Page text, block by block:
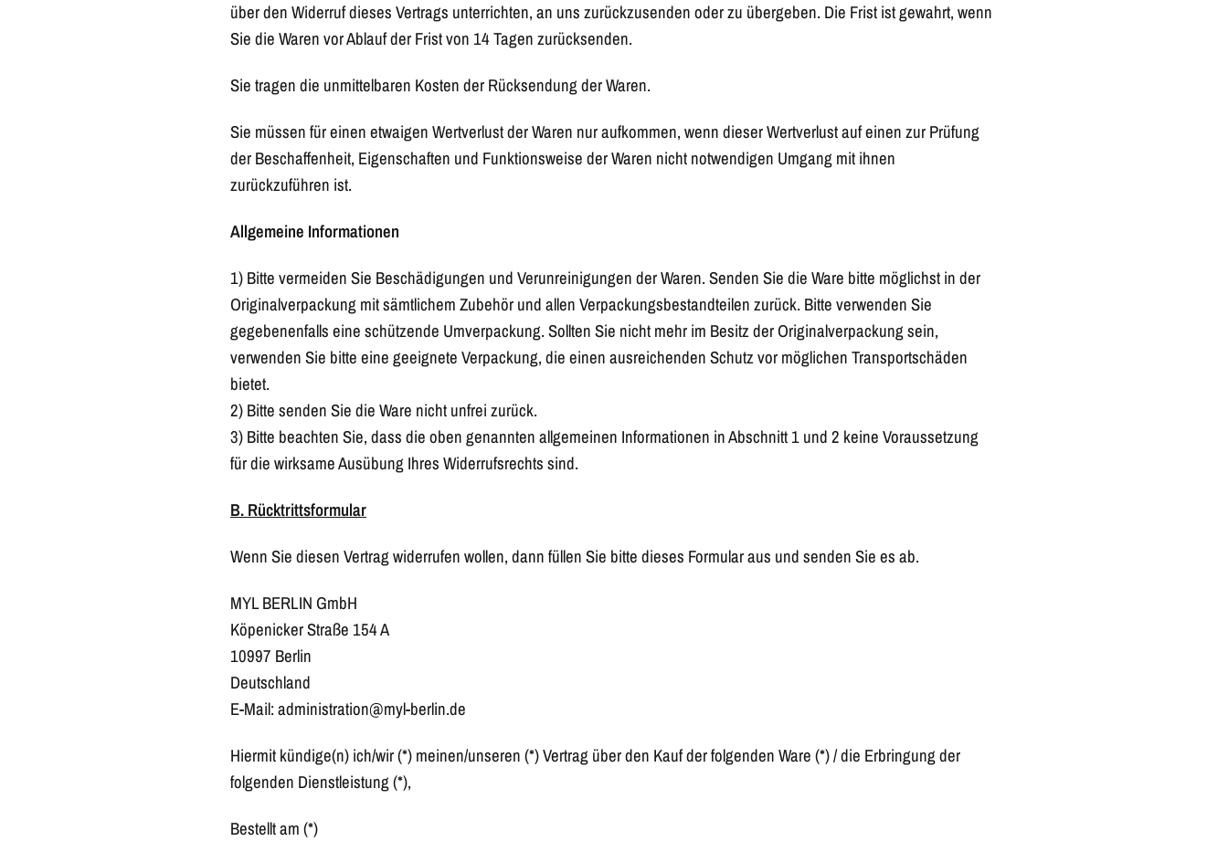
über den Widerruf dieses Vertrags unterrichten, an uns zurückzusenden oder zu übergeben. Die Frist ist gewahrt, wenn
Sie die Waren vor Ablauf der Frist von 14 Tagen zurücksenden.
Sie tragen die unmittelbaren Kosten der Rücksendung der Waren.
Sie müssen für einen etwaigen Wertverlust der Waren nur aufkommen, wenn dieser Wertverlust auf einen zur Prüfung
der Beschaffenheit, Eigenschaften und Funktionsweise der Waren nicht notwendigen Umgang mit ihnen
zurückzuführen ist.
Allgemeine Informationen
1) Bitte vermeiden Sie Beschädigungen und Verunreinigungen der Waren. Senden Sie die Ware bitte möglichst in der
Originalverpackung mit sämtlichem Zubehör und allen Verpackungsbestandteilen zurück. Bitte verwenden Sie
gegebenenfalls eine schützende Umverpackung. Sollten Sie nicht mehr im Besitz der Originalverpackung sein,
verwenden Sie bitte eine geeignete Verpackung, die einen ausreichenden Schutz vor möglichen Transportschäden
bietet.
2) Bitte senden Sie die Ware nicht unfrei zurück.
3) Bitte beachten Sie, dass die oben genannten allgemeinen Informationen in Abschnitt 1 und 2 keine Voraussetzung
für die wirksame Ausübung Ihres Widerrufsrechts sind.
B. Rücktrittsformular
Wenn Sie diesen Vertrag widerrufen wollen, dann füllen Sie bitte dieses Formular aus und senden Sie es ab.
MYL BERLIN GmbH
Köpenicker Straße 154 A
10997 Berlin
Deutschland
E-Mail: administration@myl-berlin.de
Hiermit kündige(n) ich/wir (*) meinen/unseren (*) Vertrag über den Kauf der folgenden Ware (*) / die Erbringung der
folgenden Dienstleistung (*),
Bestellt am (*)